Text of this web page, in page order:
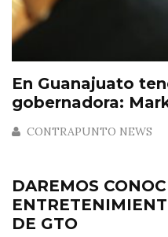
En Guanajuato
gobernadora:
CONTRAPUNTO NEWS
DAREMOS
DE GTO